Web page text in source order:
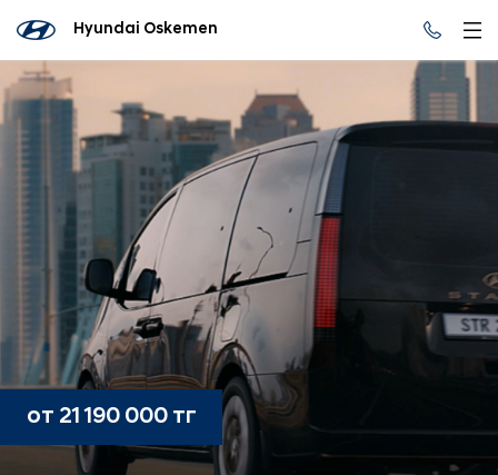
Hyundai Oskemen
от 21 190 000 тг